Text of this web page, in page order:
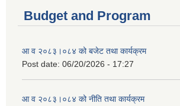
Budget and Program
आ व २०८३।०८४ को बजेट तथा कार्यक्रम
Post date: 06/20/2026 - 17:27
आ व २०८३।०८४ को नीति तथा कार्यक्रम